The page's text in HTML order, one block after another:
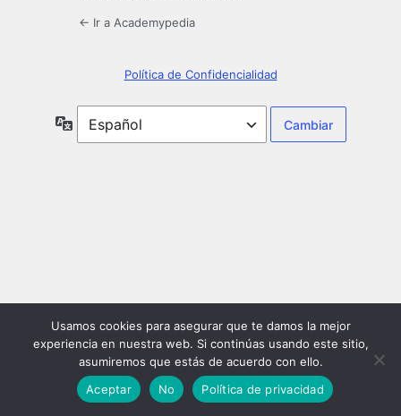
← Ir a Academypedia
Política de Confidencialidad
Idioma
Usamos cookies para asegurar que te damos la mejor
experiencia en nuestra web. Si continúas usando este sitio,
asumiremos que estás de acuerdo con ello.
Aceptar
No Política de privacidad